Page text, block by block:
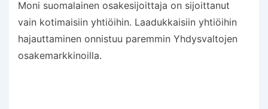
Moni suomalainen osakesijoittaja on sijoittanut
vain kotimaisiin yhtiöihin. Laadukkaisiin yhtiöihin
hajauttaminen onnistuu paremmin Yhdysvaltojen
osakemarkkinoilla.